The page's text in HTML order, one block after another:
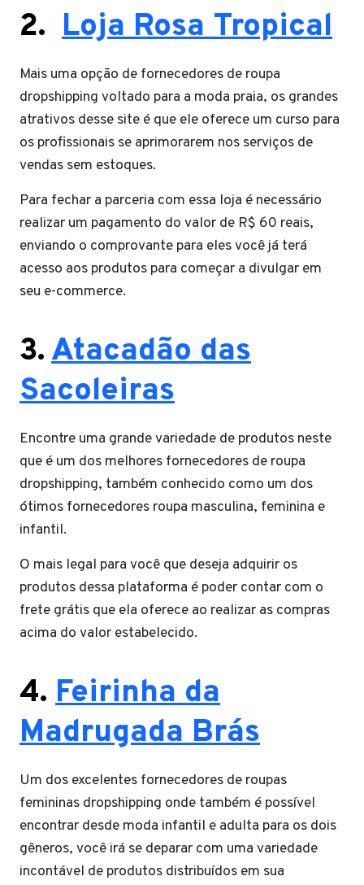
2. Loja Rosa Tropical
Mais uma opção de fornecedores de roupa
dropshipping voltado para a moda praia, os grandes
atrativos desse site é que ele oferece um curso para
os profissionais se aprimorarem nos serviços de
vendas sem estoques.
Para fechar a parceria com essa loja é necessário
realizar um pagamento do valor de R$ 60 reais,
enviando o comprovante para eles você já terá
acesso aos produtos para começar a divulgar em
seu e-commerce.
3.Atacadão das
Sacoleiras
Encontre uma grande variedade de produtos neste
que é um dos melhores fornecedores de roupa
dropshipping, também conhecido como um dos
ótimos fornecedores roupa masculina, feminina e
infantil.
O mais legal para você que deseja adquirir os
produtos dessa plataforma é poder contar com o
frete grátis que ela oferece ao realizar as compras
acima do valor estabelecido.
4. Feirinha da
Madrugada Brás
Um dos excelentes fornecedores de roupas
femininas dropshipping onde também é possível
encontrar desde moda infantil e adulta para os dois
gêneros, você irá se deparar com uma variedade
incontável de produtos distribuídos em sua